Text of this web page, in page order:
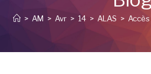
> AM > Avr > 14 > ALAS >